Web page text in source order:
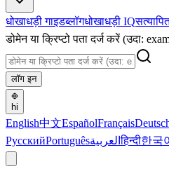
धोखाधड़ी गाइडब्लॉगधोखाधड़ी IQ
डोमेन या क्रिप्टो पता दर्ज करें (उदा:
लॉग इन
hi
English中文EspañolFrançais
РусскийPortuguêsالعربيةहिन्दी한국